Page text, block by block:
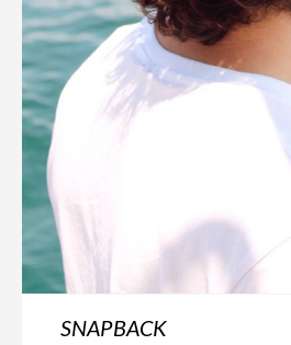
SNAPBACK